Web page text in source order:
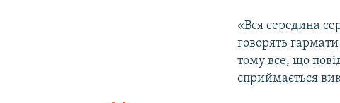
«Вся середина
говорять
тому все, що
сприймається